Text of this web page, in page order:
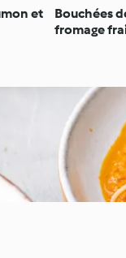
et
Bouchées
fromage